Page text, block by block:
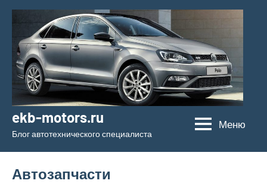
Перейти
содержимому
ekb-motors.ru
Блог автотехнического специалиста
Меню
Автозапчасти